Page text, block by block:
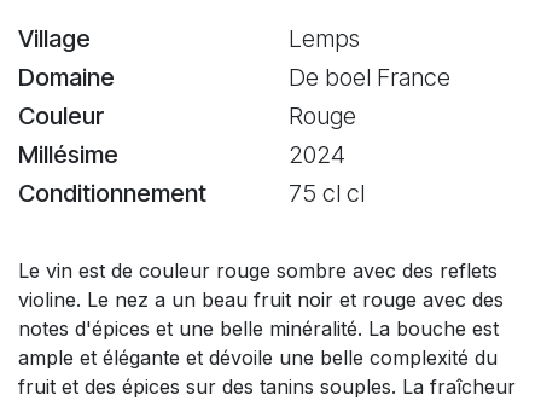
Village
Lemps
Domaine
De boel France
Couleur
Rouge
Millésime
2024
Conditionnement
75 cl cl
Le vin est de couleur rouge sombre avec des reflets
violine. Le nez a un beau fruit noir et rouge avec des
notes d'épices et une belle minéralité. La bouche est
ample et élégante et dévoile une belle complexité du
fruit et des épices sur des tanins souples. La fraîcheur